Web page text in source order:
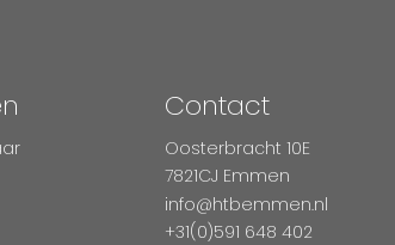
Contact
Oosterbracht 10E
7821CJ Emmen
info@htbemmen.nl
+31(0)591 648 402